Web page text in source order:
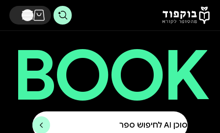
דלג לתוכן הראשי
BOOK
סוכן AI לחיפוש ספר